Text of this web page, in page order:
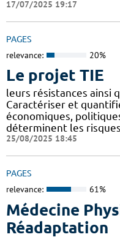
17/07/2025 19:17
PAGES
relevance: 20%
Le projet TIE
leurs résistances ainsi
Caractériser et
économiques,
déterminent les
25/08/2025 18:45
PAGES
relevance: 61%
Médecine
Réadaptation